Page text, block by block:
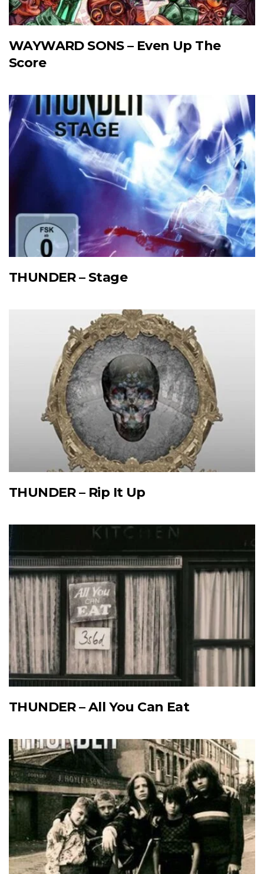
WAYWARD SONS – Even Up The
Score
THUNDER – Stage
THUNDER – Rip It Up
THUNDER – All You Can Eat